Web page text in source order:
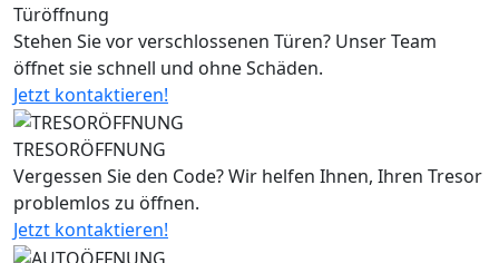
Türöffnung
Stehen Sie vor verschlossenen Türen? Unser Team
öffnet sie schnell und ohne Schäden.
Jetzt kontaktieren!
TRESORÖFFNUNG
Vergessen Sie den Code? Wir helfen Ihnen, Ihren Tresor
problemlos zu öffnen.
Jetzt kontaktieren!